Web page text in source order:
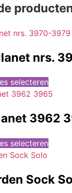
nrs.
selecteren
3962
selecteren
Sock